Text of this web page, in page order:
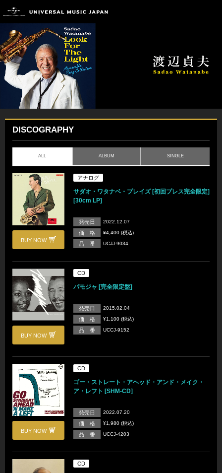
DISCOGRAPHY
ALL ALBUM SINGLE
BUY NOW
アナログ
サダオ・ワタナベ・プレイズ [初回プレス完全限定]
[30cm LP]
発売日 2022.12.07
価 格 ¥4,400 (税込)
品 番 UCJJ-9034
BUY NOW
CD
パモジャ [完全限定盤]
発売日 2015.02.04
価 格 ¥1,100 (税込)
品 番 UCCJ-9152
BUY NOW
CD
ゴー・ストレート・アヘッド・アンド・メイク・
ア・レフト [SHM-CD]
発売日 2022.07.20
価 格 ¥1,980 (税込)
品 番 UCCJ-4203
CD